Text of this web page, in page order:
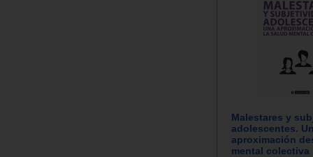
Malestares y
adolescentes.
aproximación
mental colectiva